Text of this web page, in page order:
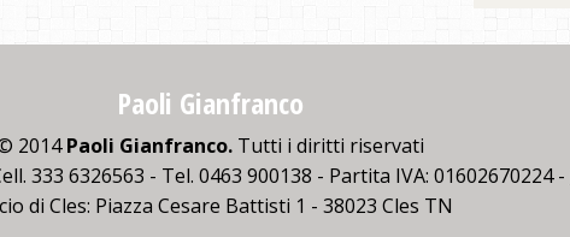
Paoli Gianfranco
2014Paoli Gianfranco.Tutti i diritti riservati
333 6326563 - Tel. 0463 900138 - Partita IVA: 01602670224 -
di Cles: Piazza Cesare Battisti 1 - 38023 Cles TN